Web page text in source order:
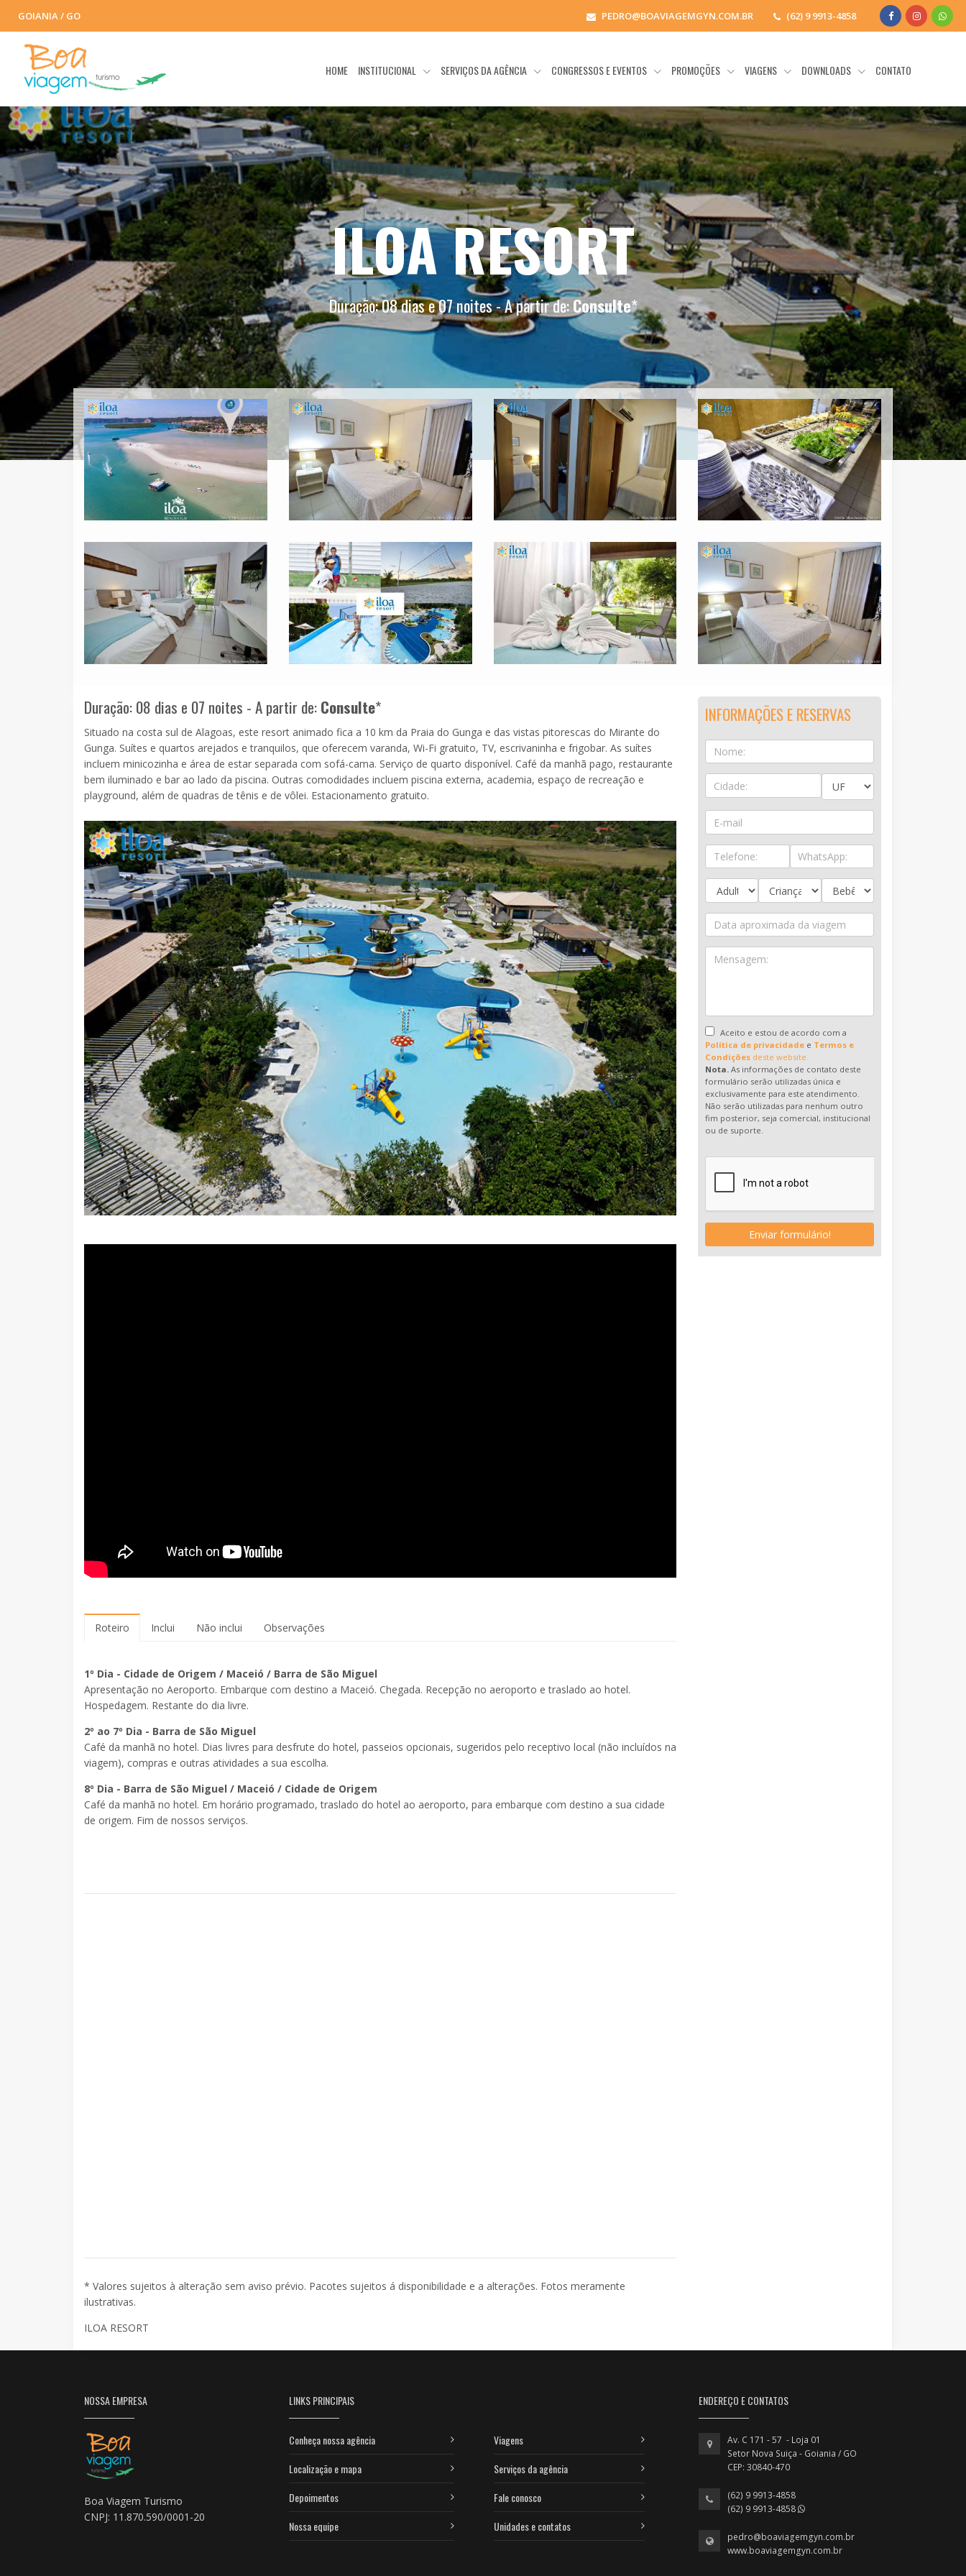
GOIANIA / GO PEDRO@BOAVIAGEMGYN.COM.BR (62) 9 9913-4858
HOME INSTITUCIONAL SERVIÇOS DA AGÊNCIA CONGRESSOS E EVENTOS PROMOÇÕES VIAGENS DOWNLOADS CONTATO
ILOA RESORT
Duração: 08 dias e 07 noites - A partir de:Consulte*
Duração: 08 dias e 07 noites - A partir de:Consulte*
Situado na costa sul de Alagoas, este resort animado fica a 10 km da Praia do Gunga e das vistas pitorescas do Mirante do
Gunga. Suítes e quartos arejados e tranquilos, que oferecem varanda, Wi-Fi gratuito, TV, escrivaninha e frigobar. As suítes
incluem minicozinha e área de estar separada com sofá-cama. Serviço de quarto disponível. Café da manhã pago, restaurante
bem iluminado e bar ao lado da piscina. Outras comodidades incluem piscina externa, academia, espaço de recreação e
playground, além de quadras de tênis e de vôlei. Estacionamento gratuito.
Roteiro Inclui Não inclui Observações
1º Dia - Cidade de Origem / Maceió / Barra de São Miguel
Apresentação no Aeroporto. Embarque com destino a Maceió. Chegada. Recepção no aeroporto e traslado ao hotel.
Hospedagem. Restante do dia livre.
2º ao 7º Dia - Barra de São Miguel
Café da manhã no hotel. Dias livres para desfrute do hotel, passeios opcionais, sugeridos pelo receptivo local (não incluídos na
viagem), compras e outras atividades a sua escolha.
8º Dia - Barra de São Miguel / Maceió / Cidade de Origem
Café da manhã no hotel. Em horário programado, traslado do hotel ao aeroporto, para embarque com destino a sua cidade
de origem. Fim de nossos serviços.
* Valores sujeitos à alteração sem aviso prévio. Pacotes sujeitos á disponibilidade e a alterações. Fotos meramente
ilustrativas.
ILOA RESORT
INFORMAÇÕES E RESERVAS
Aceito e estou de acordo com a
Política de privacidade e Termos e
Condições deste website.
Nota. As informações de contato deste
formulário serão utilizadas única e
exclusivamente para este atendimento.
Não serão utilizadas para nenhum outro
fim posterior, seja comercial, institucional
ou de suporte.
Enviar formulário!
NOSSA EMPRESA
Boa Viagem Turismo
CNPJ: 11.870.590/0001-20
LINKS PRINCIPAIS
Conheça nossa agência
Localização e mapa
Depoimentos
Nossa equipe
Viagens
Serviços da agência
Fale conosco
Unidades e contatos
ENDEREÇO E CONTATOS
Av. C 171 - 57 - Loja 01
Setor Nova Suiça - Goiania / GO
CEP: 30840-470
(62) 9 9913-4858
(62) 9 9913-4858
pedro@boaviagemgyn.com.br
www.boaviagemgyn.com.br